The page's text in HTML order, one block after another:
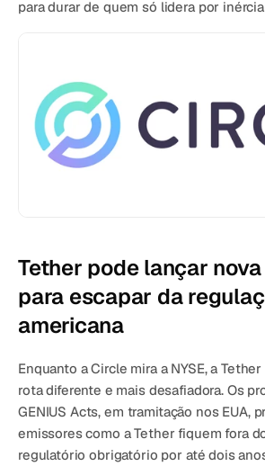
para durar de quem só lidera por inércia
Tether pode lançar
para escapar da
americana
Enquanto a Circle mira a NYSE, a
rota diferente e mais desafiadora. Os
GENIUS Acts, em tramitação nos EUA,
emissores como a Tether fiquem fora
regulatório obrigatório por até dois